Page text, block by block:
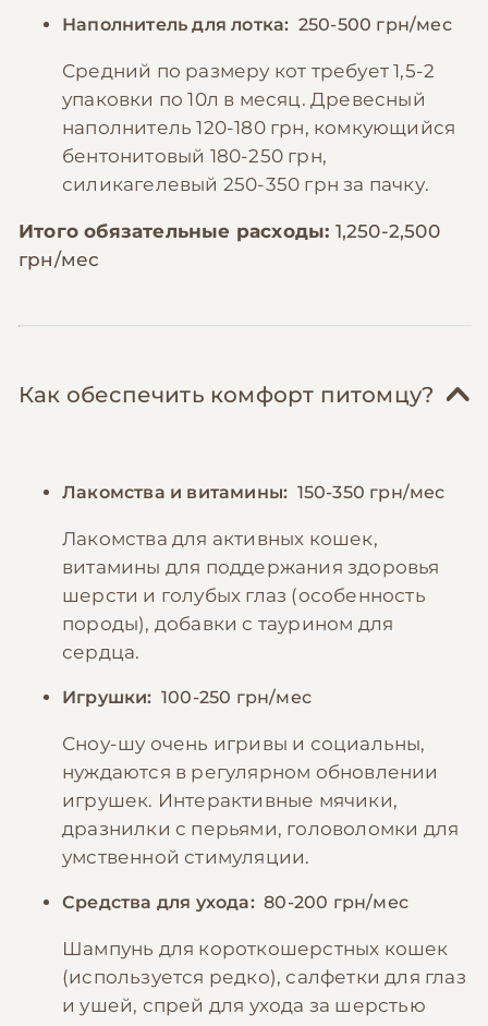
Наполнитель для лотка: 250-500 грн/мес
Средний по размеру кот требует 1,5-2
упаковки по 10л в месяц. Древесный
наполнитель 120-180 грн, комкующийся
бентонитовый 180-250 грн,
силикагелевый 250-350 грн за пачку.
Итого обязательные расходы: 1,250-2,500
грн/мес
Как обеспечить комфорт питомцу?
Лакомства и витамины: 150-350 грн/мес
Лакомства для активных кошек,
витамины для поддержания здоровья
шерсти и голубых глаз (особенность
породы), добавки с таурином для
сердца.
Игрушки: 100-250 грн/мес
Сноу-шу очень игривы и социальны,
нуждаются в регулярном обновлении
игрушек. Интерактивные мячики,
дразнилки с перьями, головоломки для
умственной стимуляции.
Средства для ухода: 80-200 грн/мес
Шампунь для короткошерстных кошек
(используется редко), салфетки для глаз
и ушей, спрей для ухода за шерстью